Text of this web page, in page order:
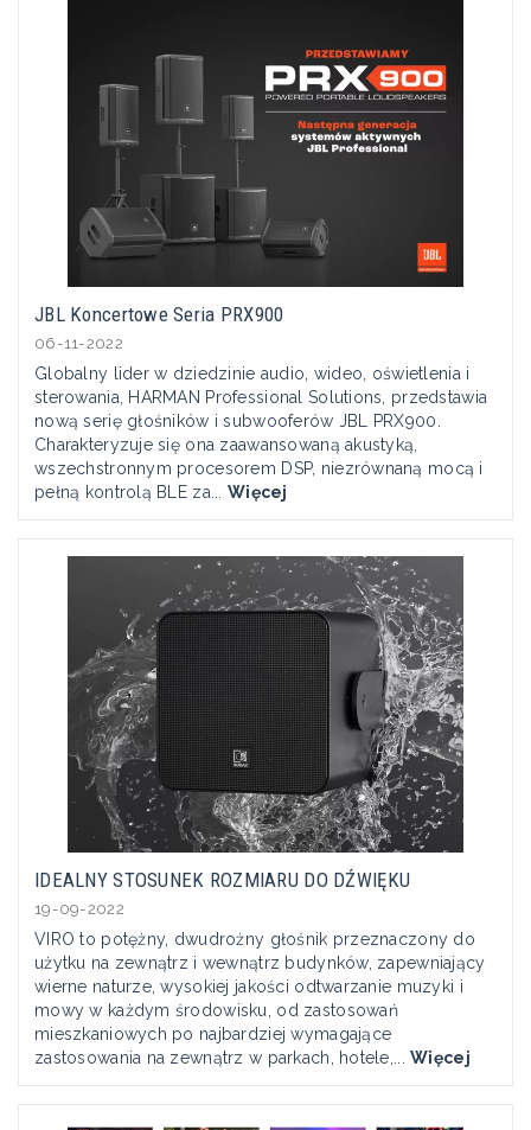
JBL Koncertowe Seria PRX900
06-11-2022
Globalny lider w dziedzinie audio, wideo, oświetlenia i
sterowania, HARMAN Professional Solutions, przedstawia
nową serię głośników i subwooferów JBL PRX900.
Charakteryzuje się ona zaawansowaną akustyką,
wszechstronnym procesorem DSP, niezrównaną mocą i
pełną kontrolą BLE za... Więcej
IDEALNY STOSUNEK ROZMIARU DO DŹWIĘKU
19-09-2022
VIRO to potężny, dwudrożny głośnik przeznaczony do
użytku na zewnątrz i wewnątrz budynków, zapewniający
wierne naturze, wysokiej jakości odtwarzanie muzyki i
mowy w każdym środowisku, od zastosowań
mieszkaniowych po najbardziej wymagające
zastosowania na zewnątrz w parkach, hotele,...Więcej